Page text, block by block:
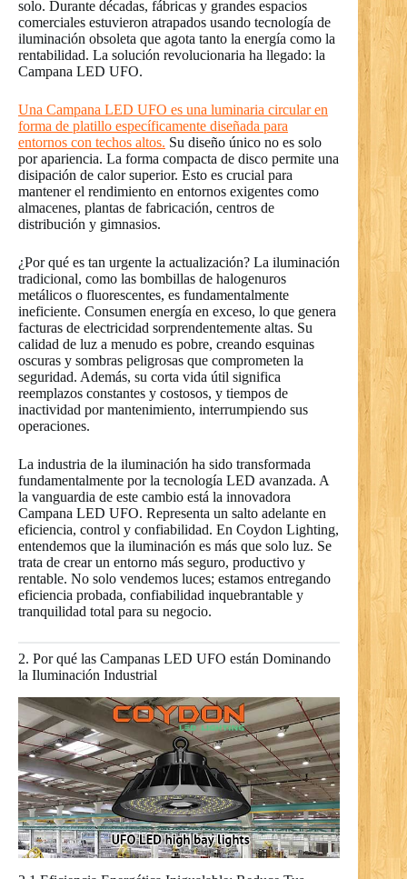
solo. Durante décadas, fábricas y grandes espacios
comerciales estuvieron atrapados usando tecnología de
iluminación obsoleta que agota tanto la energía como la
rentabilidad. La solución revolucionaria ha llegado: la
Campana LED UFO.
Una Campana LED UFO es una luminaria circular en
forma de platillo específicamente diseñada para
entornos con techos altos. Su diseño único no es solo
por apariencia. La forma compacta de disco permite una
disipación de calor superior. Esto es crucial para
mantener el rendimiento en entornos exigentes como
almacenes, plantas de fabricación, centros de
distribución y gimnasios.
¿Por qué es tan urgente la actualización? La iluminación
tradicional, como las bombillas de halogenuros
metálicos o fluorescentes, es fundamentalmente
ineficiente. Consumen energía en exceso, lo que genera
facturas de electricidad sorprendentemente altas. Su
calidad de luz a menudo es pobre, creando esquinas
oscuras y sombras peligrosas que comprometen la
seguridad. Además, su corta vida útil significa
reemplazos constantes y costosos, y tiempos de
inactividad por mantenimiento, interrumpiendo sus
operaciones.
La industria de la iluminación ha sido transformada
fundamentalmente por la tecnología LED avanzada. A
la vanguardia de este cambio está la innovadora
Campana LED UFO. Representa un salto adelante en
eficiencia, control y confiabilidad. En Coydon Lighting,
entendemos que la iluminación es más que solo luz. Se
trata de crear un entorno más seguro, productivo y
rentable. No solo vendemos luces; estamos entregando
eficiencia probada, confiabilidad inquebrantable y
tranquilidad total para su negocio.
2. Por qué las Campanas LED UFO están Dominando
la Iluminación Industrial